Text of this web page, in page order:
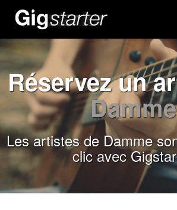
Réservez un
Damme
Les artistes de Damme
clic avec